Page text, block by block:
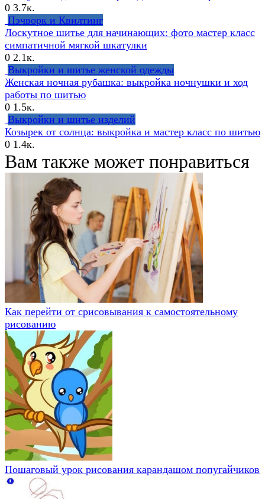
0 3.7к.
Пэчворк и Квилтинг
Лоскутное шитье для начинающих: фото мастер класс
симпатичной мягкой шкатулки
0 2.1к.
Выкройки и шитье женской одежды
Женская ночная рубашка: выкройка ночнушки и ход
работы по шитью
0 1.5к.
Выкройки и шитье изделий
Козырек от солнца: выкройка и мастер класс по шитью
0 1.4к.
Вам также может понравиться
Как перейти от срисовывания к самостоятельному
рисованию
Пошаговый урок рисования карандашом попугайчиков